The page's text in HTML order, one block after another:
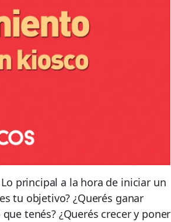
Lo principal a la hora de iniciar un
tu objetivo? ¿Querés ganar
tenés? ¿Querés crecer y poner